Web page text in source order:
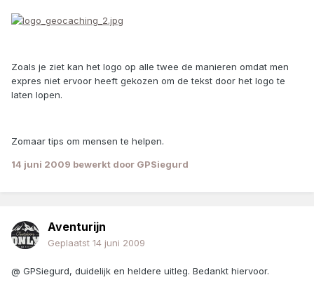
Zoals je ziet kan het logo op alle twee de manieren omdat men
expres niet ervoor heeft gekozen om de tekst door het logo te
laten lopen.
Zomaar tips om mensen te helpen.
14 juni 2009 bewerkt door GPSiegurd
Aventurijn
Geplaatst 14 juni 2009
@ GPSiegurd, duidelijk en heldere uitleg. Bedankt hiervoor.